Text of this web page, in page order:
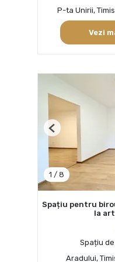
P-ta Unirii,
Vezi
1 / 8
Previous
Spațiu pentru
la
Spațiu
Aradului,